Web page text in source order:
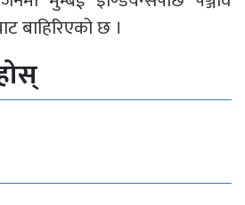
बाहिरिएको छ ।